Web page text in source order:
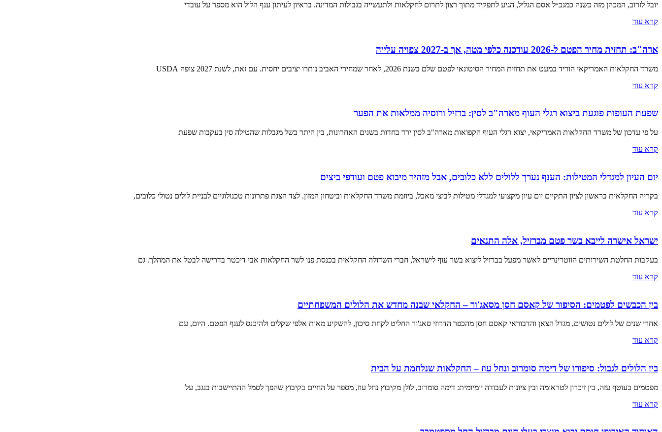
יובל לזרוב, המכהן מזה כשנה כמנכ״ל אסם הגליל, הגיע לתפקיד מתוך רצון לתרום לחקלאות ולתעשייה בגבולות המדינה. בראיון לעיתון ענף הלול הוא מספר על עובדי
קרא עוד
ארה"ב: תחזית מחיר הפטם ל-2026 עודכנה כלפי מטה, אך ב-2027 צפויה עלייה
משרד החקלאות האמריקאי הוריד במעט את תחזית המחיר הסיטונאי לפטם שלם בשנת 2026, לאחר שמחירי האביב נותרו יציבים יחסית. עם זאת, לשנת 2027 צופה USDA
קרא עוד
שפעת העופות פוגעת ביצוא רגלי העוף מארה"ב לסין: ברזיל ורוסיה ממלאות את הפער
על פי עדכון של משרד החקלאות האמריקאי, יצוא רגלי העוף הקפואות מארה"ב לסין ירד בחדות בשנים האחרונות, בין היתר בשל מגבלות שהטילה סין בעקבות שפעת
קרא עוד
יום העיון למגדלי המטילות: הענף נערך ללולים ללא כלובים, אבל מזהיר מיבוא פטם ועודפי ביצים
בקריה החקלאית בראשון לציון התקיים יום עיון מקצועי למגדלי מטילות לביצי מאכל, ביוזמת משרד החקלאות וביטחון המזון. לצד הצגת פתרונות טכנולוגיים לבניית לולים נטולי כלובים,
קרא עוד
ישראל אישרה לייבא בשר פטם מברזיל, אלה התנאים
בעקבות החלטת השירותים הווטרינריים לאשר מפעל בברזיל ליצוא בשר עוף לישראל, חברי השדולה החקלאית בכנסת פנו לשר החקלאות אבי דיכטר בדרישה לבטל את המהלך. גם
קרא עוד
בין הכבשים לפטמים: הסיפור של קאסם חסן מסאג'ור – החקלאי שבנה מחדש את הלולים המשפחתיים
אחרי שנים של לולים נטושים, מגדל הצאן והדבוראי קאסם חסן מהכפר הדרוזי סאג'ור החליט לקחת סיכון, להשקיע מאות אלפי שקלים ולהיכנס לענף הפטם. היום, עם
קרא עוד
בין הלולים לגבול: סיפורו של דימה סומרוב ונחל עוז – החקלאות שנלחמת על הבית
מפטמים בעוטף עזה, בין זיכרון לטראומה ובין ציונות לעבודה יומיומית: דימה סומרוב, לולן מקיבוץ נחל עוז, מספר על החיים בקיבוץ שהפך לסמל ההתיישבות בנגב, על
קרא עוד